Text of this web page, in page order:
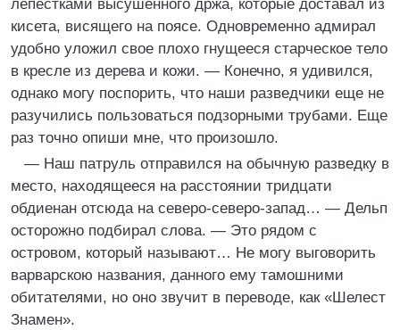
лепестками высушенного држа, которые доставал из
кисета, висящего на поясе. Одновременно адмирал
удобно уложил свое плохо гнущееся старческое тело
в кресле из дерева и кожи. — Конечно, я удивился,
однако могу поспорить, что наши разведчики еще не
разучились пользоваться подзорными трубами. Еще
раз точно опиши мне, что произошло.
— Наш патруль отправился на обычную разведку в
место, находящееся на расстоянии тридцати
обдиенан отсюда на северо-северо-запад… — Дельп
осторожно подбирал слова. — Это рядом с
островом, который называют… Не могу выговорить
варварскою названия, данного ему тамошними
обитателями, но оно звучит в переводе, как «Шелест
Знамен».